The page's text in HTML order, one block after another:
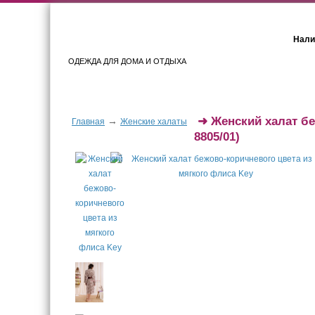
ОДЕЖДА ДЛЯ ДОМА И ОТДЫХА
Главная → Женские халаты ➜ Женский халат
8805/01)